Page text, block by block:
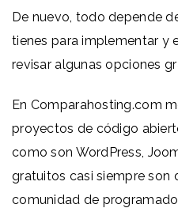
De nuevo, todo depende
tienes para implementar y
revisar algunas opciones
En Comparahosting.com
proyectos de código
como son WordPress,
gratuitos casi siempre son
comunidad de